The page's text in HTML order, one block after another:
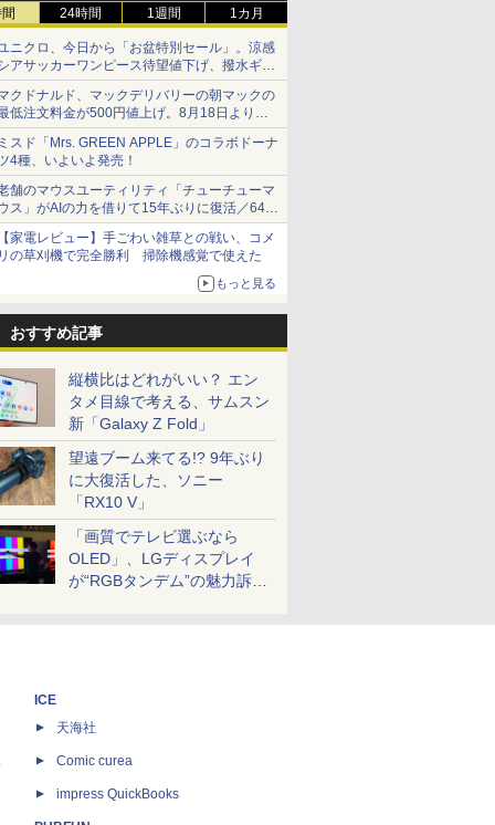
24時間 1週間 1カ月
ニクロ、今日から「お盆特別セール」。涼感
アサッカーワンピース待望値下げ、撥水ギア
ョーツは1990円に
クドナルド、マックデリバリーの朝マックの
低注文料金が500円値上げ。8月18日より
円から受付
スド「Mrs. GREEN APPLE」のコラボドーナ
4種、いよいよ発売！
舗のマウスユーティリティ「チューチューマ
ス」がAIの力を借りて15年ぶりに復活／64bit
、Windows 10/11、「Chrome」も走り回
。復活記念で2026年末まで500円
家電レビュー】手ごわい雑草との戦い、コメ
の草刈機で完全勝利 掃除機感覚で使えた
もっと見る
おすすめ記事
縦横比はどれがいい？ エン
タメ目線で考える、サムスン
新「Galaxy Z Fold」
望遠ブーム来てる!? 9年ぶり
に大復活した、ソニー
「RX10 V」
「画質でテレビ選ぶなら
OLED」、LGディスプレイ
が“RGBタンデム”の魅力訴
ICE
天海社
Comic curea
impress QuickBooks